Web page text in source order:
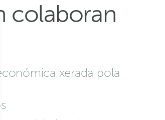
colaboran
xerada pola